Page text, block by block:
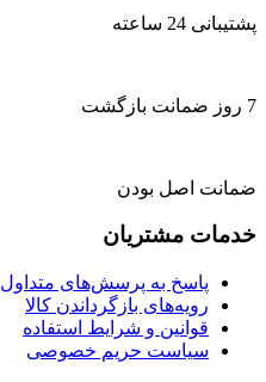
پشتیبانی 24 ساعته
7 روز ضمانت بازگشت
ضمانت اصل بودن
خدمات مشتریان
پاسخ به پرسش‌های متداول
رویه‌های بازگرداندن کالا
قوانین و شرایط استفاده
سیاست حریم خصوصی